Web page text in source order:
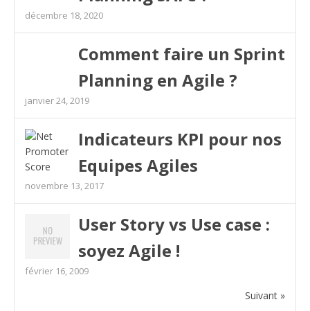
décembre 18, 2020
Comment faire un Sprint
Planning en Agile ?
janvier 24, 2019
Indicateurs KPI pour nos
Equipes Agiles
novembre 13, 2017
User Story vs Use case :
soyez Agile !
février 16, 2009
Suivant »